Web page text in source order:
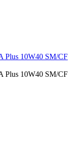
Plus 10W40 SM/CF
Plus 10W40 SM/CF